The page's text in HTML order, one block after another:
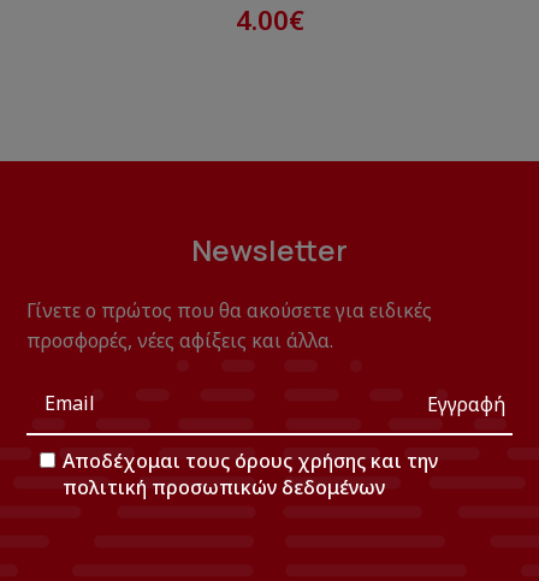
4.00€
Newsletter
Γίνετε ο πρώτος που θα ακούσετε για ειδικές
προσφορές, νέες αφίξεις και άλλα.
Εγγραφή
Αποδέχομαι τους όρους χρήσης και την
πολιτική προσωπικών δεδομένων